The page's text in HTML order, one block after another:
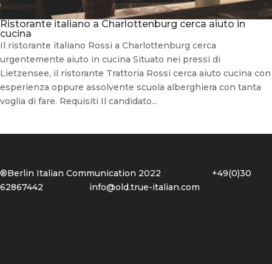
Ristorante italiano a Charlottenburg cerca aiuto in
cucina
Il ristorante italiano Rossi a Charlottenburg cerca
urgentemente aiuto in cucina Situato nei pressi di
Lietzensee, il ristorante Trattoria Rossi cerca aiuto cucina con
esperienza oppure assolvente scuola alberghiera con tanta
voglia di fare. Requisiti Il candidato...
®Berlin Italian Communication 2022 +49(0)30
62867442
info@old.true-italian.com